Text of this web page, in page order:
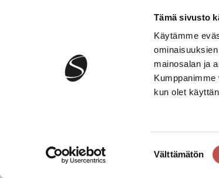
Tämä sivusto
Käytämme
mainosalan ja
kun olet
Välttämätön